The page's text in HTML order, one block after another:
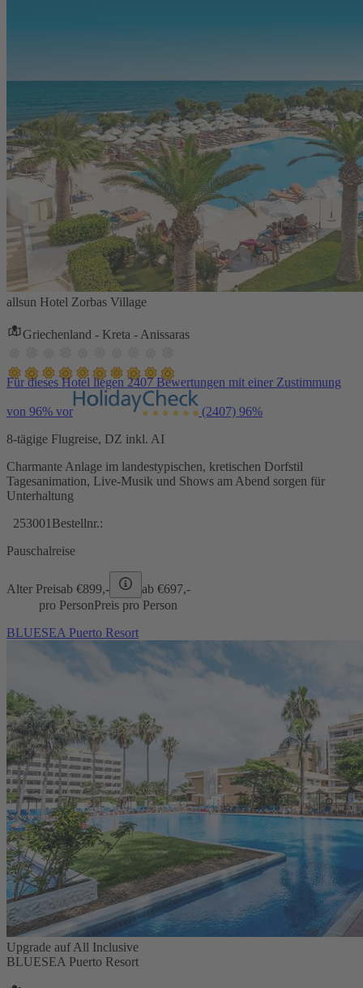
allsun Hotel Zorbas Village
Griechenland - Kreta - Anissaras
Für dieses Hotel liegen 2407 Bewertungen mit einer Zustimmung
von 96% vor (2407) 96%
8-tägige Flugreise, DZ inkl. AI
Charmante Anlage im landestypischen, kretischen Dorfstil
Tagesanimation, Live-Musik und Shows am Abend sorgen für
Unterhaltung
253001 Bestellnr.:
Pauschalreise
Alter Preisab €899,- ab €697,-
pro PersonPreis pro Person
BLUESEA Puerto Resort
Upgrade auf All Inclusive
BLUESEA Puerto Resort